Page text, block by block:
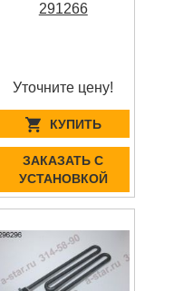
291266
Уточните цену!
КУПИТЬ
ЗАКАЗАТЬ С
УСТАНОВКОЙ